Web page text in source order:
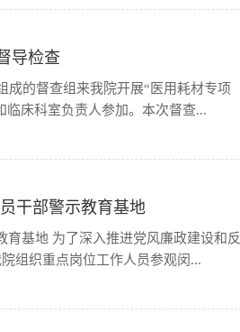
导检查
成的督查组来我院开展“医用耗材专项
床科室负责人参加。本次督查...
干部警示教育基地
基地 为了深入推进党风廉政建设和反
组织重点岗位工作人员参观闵...